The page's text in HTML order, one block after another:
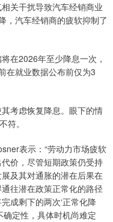
关干扰导致汽车经销商业
，汽车经销商的疲软抑制了
在2026年至少降息一次，
在就业数据公布前仅为3
考虑恢复降息。眼下的情
符。
表示：“劳动力市场疲软
价，尽管短期政策仍受持
及其对通胀的潜在后果在
往潜在政策正常化的路径
成剩下的两次‘正常化降
确定性，具体时机尚难定